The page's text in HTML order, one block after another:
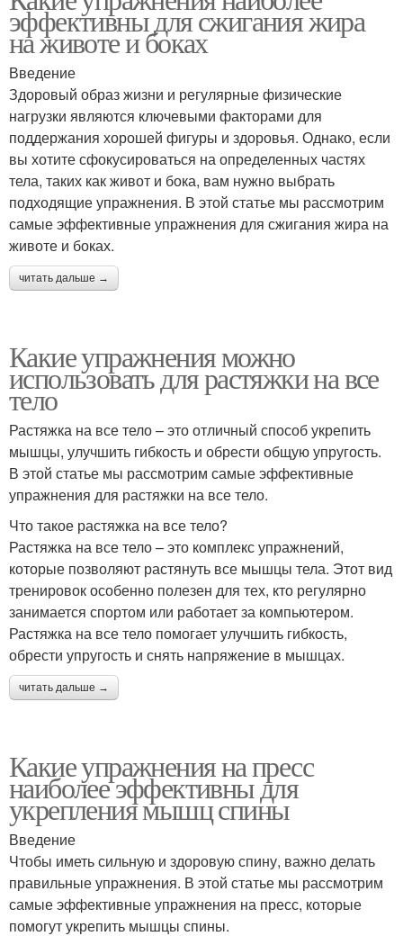
эффективны для сжигания жира
на животе и боках
Введение
Здоровый образ жизни и регулярные физические
нагрузки являются ключевыми факторами для
поддержания хорошей фигуры и здоровья. Однако, если
вы хотите сфокусироваться на определенных частях
тела, таких как живот и бока, вам нужно выбрать
подходящие упражнения. В этой статье мы рассмотрим
самые эффективные упражнения для сжигания жира на
животе и боках.
читать дальше →
Какие упражнения можно
использовать для растяжки на все
тело
Растяжка на все тело – это отличный способ укрепить
мышцы, улучшить гибкость и обрести общую упругость.
В этой статье мы рассмотрим самые эффективные
упражнения для растяжки на все тело.
Что такое растяжка на все тело?
Растяжка на все тело – это комплекс упражнений,
которые позволяют растянуть все мышцы тела. Этот вид
тренировок особенно полезен для тех, кто регулярно
занимается спортом или работает за компьютером.
Растяжка на все тело помогает улучшить гибкость,
обрести упругость и снять напряжение в мышцах.
читать дальше →
Какие упражнения на пресс
наиболее эффективны для
укрепления мышц спины
Введение
Чтобы иметь сильную и здоровую спину, важно делать
правильные упражнения. В этой статье мы рассмотрим
самые эффективные упражнения на пресс, которые
помогут укрепить мышцы спины.